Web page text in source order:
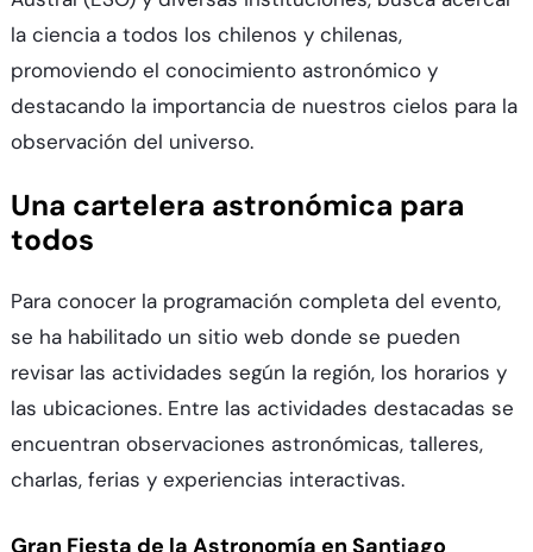
la ciencia a todos los chilenos y chilenas,
promoviendo el conocimiento astronómico y
destacando la importancia de nuestros cielos para la
observación del universo.
Una cartelera astronómica para
todos
Para conocer la programación completa del evento,
se ha habilitado un sitio web donde se pueden
revisar las actividades según la región, los horarios y
las ubicaciones. Entre las actividades destacadas se
encuentran observaciones astronómicas, talleres,
charlas, ferias y experiencias interactivas.
Gran Fiesta de la Astronomía en Santiago